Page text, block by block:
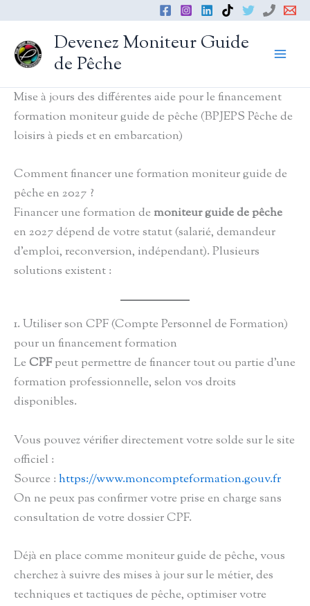
contenu
Devenez Moniteur Guide
de Pêche
Mise à jours des différentes aide pour le financement
formation moniteur guide de pêche (BPJEPS Pêche de
loisirs à pieds et en embarcation)
Comment financer une formation moniteur guide de
pêche en 2027 ?
Financer une formation de moniteur guide de pêche
en 2027 dépend de votre statut (salarié, demandeur
d’emploi, reconversion, indépendant). Plusieurs
solutions existent :
1. Utiliser son CPF (Compte Personnel de Formation)
pour un financement formation
Le CPFpeut permettre de financer tout ou partie d’une
formation professionnelle, selon vos droits
disponibles.
Vous pouvez vérifier directement votre solde sur le site
officiel :
Source :https://www.moncompteformation.gouv.fr
On ne peux pas confirmer votre prise en charge sans
consultation de votre dossier CPF.
Déjà en place comme moniteur guide de pêche, vous
cherchez à suivre des mises à jour sur le métier, des
techniques et tactiques de pêche, optimiser votre